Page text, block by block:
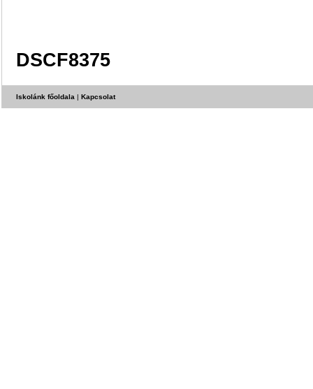
DSCF8375
Iskolánk főoldala | Kapcsolat